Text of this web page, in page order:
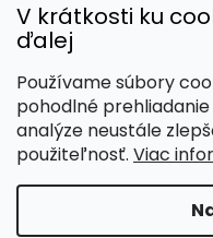
V krátkosti ku
ďalej
Používame súbory
pohodlné
analýze neustále
použiteľnosť. Viac